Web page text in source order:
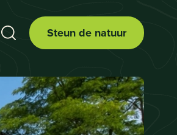
Steun de natuur